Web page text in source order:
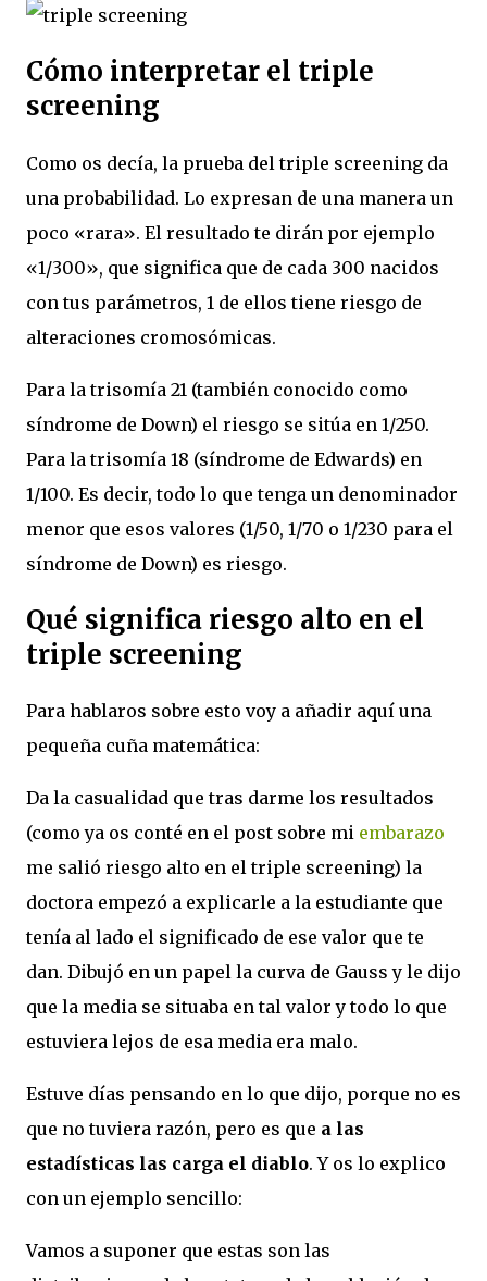
Cómo interpretar el triple
screening
Como os decía, la prueba del triple screening da
una probabilidad. Lo expresan de una manera un
poco «rara». El resultado te dirán por ejemplo
«1/300», que significa que de cada 300 nacidos
con tus parámetros, 1 de ellos tiene riesgo de
alteraciones cromosómicas.
Para la trisomía 21 (también conocido como
síndrome de Down) el riesgo se sitúa en 1/250.
Para la trisomía 18 (síndrome de Edwards) en
1/100. Es decir, todo lo que tenga un denominador
menor que esos valores (1/50, 1/70 o 1/230 para el
síndrome de Down) es riesgo.
Qué significa riesgo alto en el
triple screening
Para hablaros sobre esto voy a añadir aquí una
pequeña cuña matemática:
Da la casualidad que tras darme los resultados
(como ya os conté en el post sobre mi embarazo
me salió riesgo alto en el triple screening) la
doctora empezó a explicarle a la estudiante que
tenía al lado el significado de ese valor que te
dan. Dibujó en un papel la curva de Gauss y le dijo
que la media se situaba en tal valor y todo lo que
estuviera lejos de esa media era malo.
Estuve días pensando en lo que dijo, porque no es
que no tuviera razón, pero es que a las
estadísticas las carga el diablo. Y os lo explico
con un ejemplo sencillo:
Vamos a suponer que estas son las